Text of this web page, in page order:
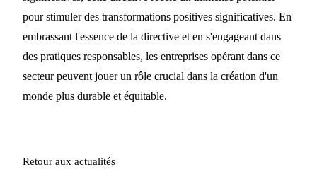
pour stimuler des transformations positives significatives. En
embrassant l'essence de la directive et en s'engageant dans
des pratiques responsables, les entreprises opérant dans ce
secteur peuvent jouer un rôle crucial dans la création d'un
monde plus durable et équitable.
Retour aux actualités